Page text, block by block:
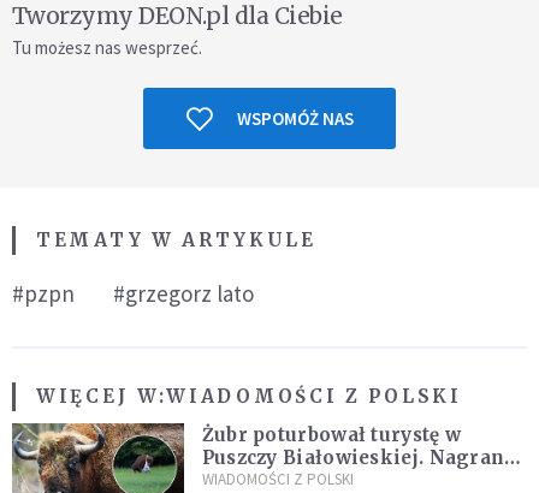
Tworzymy DEON.pl dla Ciebie
Tu możesz nas wesprzeć.
WSPOMÓŻ NAS
TEMATY W ARTYKULE
#pzpn #grzegorz lato
WIĘCEJ W:WIADOMOŚCI Z POLSKI
Żubr poturbował turystę w
Puszczy Białowieskiej. Nagranie
daje do myślenia
WIADOMOŚCI Z POLSKI